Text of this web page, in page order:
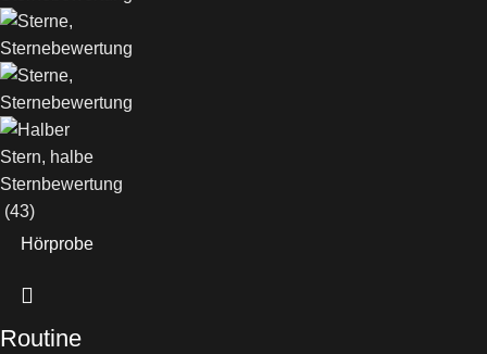
(43)
Hörprobe
Routine